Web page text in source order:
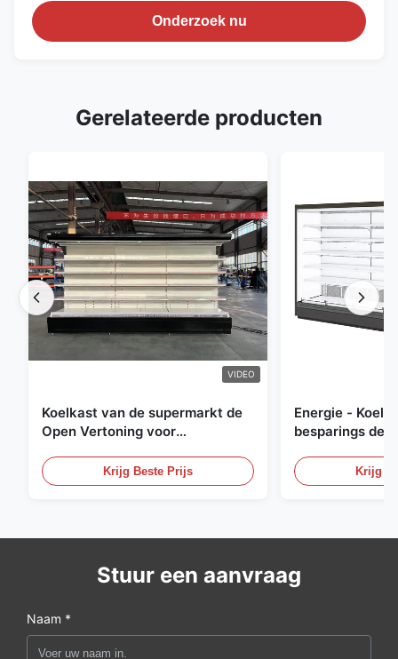
Onderzoek nu
Gerelateerde producten
VIDEO
Koelkast van de supermarkt de
Open Vertoning voor
LEIDENE Verlichting
Krijg Beste Prijs
Energie -
besparings de
Krijg
Stuur een aanvraag
Naam *